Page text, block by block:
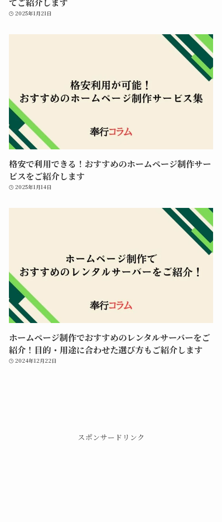
2025年1月21日
格安で利用できる！おすすめのホームページ制作サー
ビスをご紹介します
2025年1月14日
ホームページ制作でおすすめのレンタルサーバーをご
紹介！目的・用途に合わせた選び方もご紹介します
2024年12月22日
スポンサードリンク